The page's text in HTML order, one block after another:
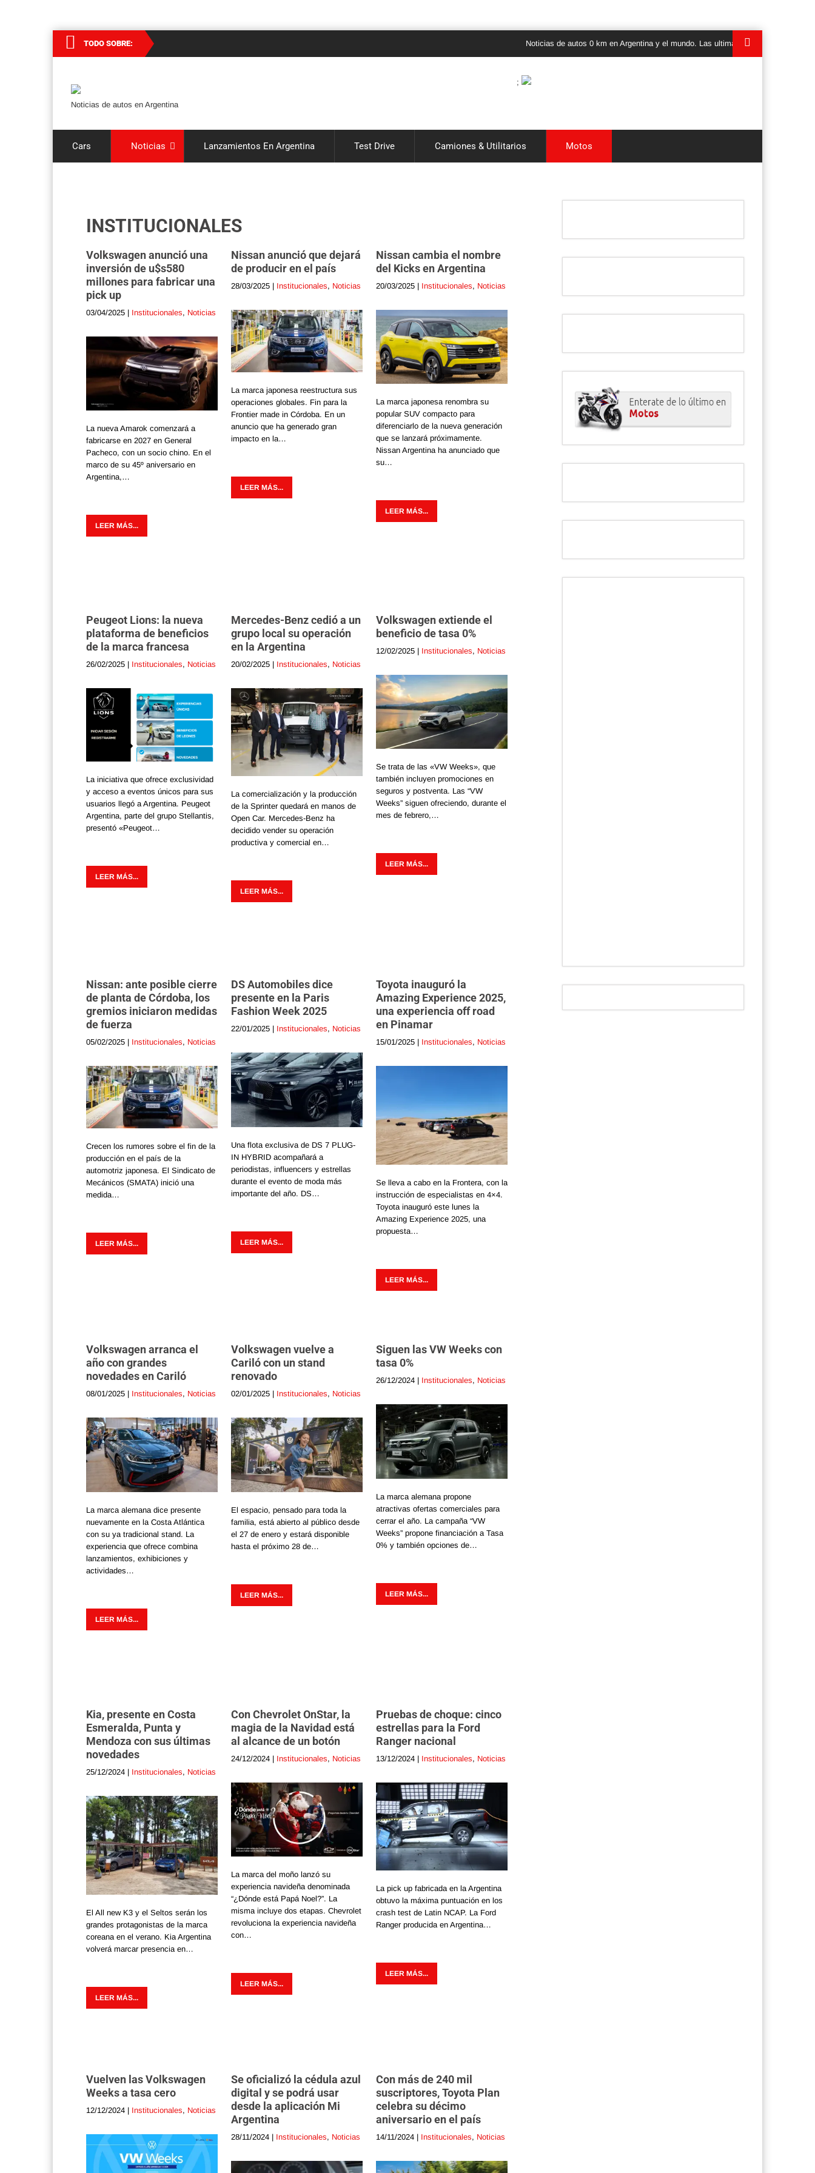
TODO SOBRE: Noticias de autos 0 km en Argentina y el mundo. Las ultimas novedades, lanzamientos y test
Noticias de autos en Argentina
;
Cars Noticias Lanzamientos En Argentina Test Drive Camiones & Utilitarios Motos
INSTITUCIONALES
Volkswagen anunció una
inversión de u$s580
millones para fabricar una
pick up
03/04/2025 | Institucionales, Noticias
La nueva Amarok comenzará a
fabricarse en 2027 en General
Pacheco, con un socio chino. En el
marco de su 45º aniversario en
Argentina,…
LEER MÁS...
Nissan anunció que dejará
de producir en el país
28/03/2025 | Institucionales, Noticias
La marca japonesa reestructura sus
operaciones globales. Fin para la
Frontier made in Córdoba. En un
anuncio que ha generado gran
impacto en la…
LEER MÁS...
Nissan cambia el nombre
del Kicks en Argentina
20/03/2025 | Institucionales, Noticias
La marca japonesa renombra su
popular SUV compacto para
diferenciarlo de la nueva generación
que se lanzará próximamente.
Nissan Argentina ha anunciado que
su…
LEER MÁS...
Peugeot Lions: la nueva
plataforma de beneficios
de la marca francesa
26/02/2025 | Institucionales, Noticias
La iniciativa que ofrece exclusividad
y acceso a eventos únicos para sus
usuarios llegó a Argentina. Peugeot
Argentina, parte del grupo Stellantis,
presentó «Peugeot…
LEER MÁS...
Mercedes-Benz cedió a un
grupo local su operación
en la Argentina
20/02/2025 | Institucionales, Noticias
La comercialización y la producción
de la Sprinter quedará en manos de
Open Car. Mercedes-Benz ha
decidido vender su operación
productiva y comercial en…
LEER MÁS...
Volkswagen extiende el
beneficio de tasa 0%
12/02/2025 | Institucionales, Noticias
Se trata de las «VW Weeks», que
también incluyen promociones en
seguros y postventa. Las “VW
Weeks” siguen ofreciendo, durante el
mes de febrero,…
LEER MÁS...
Nissan: ante posible cierre
de planta de Córdoba, los
gremios iniciaron medidas
de fuerza
05/02/2025 | Institucionales, Noticias
Crecen los rumores sobre el fin de la
producción en el país de la
automotriz japonesa. El Sindicato de
Mecánicos (SMATA) inició una
medida…
LEER MÁS...
DS Automobiles dice
presente en la Paris
Fashion Week 2025
22/01/2025 | Institucionales, Noticias
Una flota exclusiva de DS 7 PLUG-
IN HYBRID acompañará a
periodistas, influencers y estrellas
durante el evento de moda más
importante del año. DS…
LEER MÁS...
Toyota inauguró la
Amazing Experience 2025,
una experiencia off road
en Pinamar
15/01/2025 | Institucionales, Noticias
Se lleva a cabo en la Frontera, con la
instrucción de especialistas en 4×4.
Toyota inauguró este lunes la
Amazing Experience 2025, una
propuesta…
LEER MÁS...
Volkswagen arranca el
año con grandes
novedades en Cariló
08/01/2025 | Institucionales, Noticias
La marca alemana dice presente
nuevamente en la Costa Atlántica
con su ya tradicional stand. La
experiencia que ofrece combina
lanzamientos, exhibiciones y
actividades…
LEER MÁS...
Volkswagen vuelve a
Cariló con un stand
renovado
02/01/2025 | Institucionales, Noticias
El espacio, pensado para toda la
familia, está abierto al público desde
el 27 de enero y estará disponible
hasta el próximo 28 de…
LEER MÁS...
Siguen las VW Weeks con
tasa 0%
26/12/2024 | Institucionales, Noticias
La marca alemana propone
atractivas ofertas comerciales para
cerrar el año. La campaña “VW
Weeks” propone financiación a Tasa
0% y también opciones de…
LEER MÁS...
Kia, presente en Costa
Esmeralda, Punta y
Mendoza con sus últimas
novedades
25/12/2024 | Institucionales, Noticias
El All new K3 y el Seltos serán los
grandes protagonistas de la marca
coreana en el verano. Kia Argentina
volverá marcar presencia en…
LEER MÁS...
Con Chevrolet OnStar, la
magia de la Navidad está
al alcance de un botón
24/12/2024 | Institucionales, Noticias
La marca del moño lanzó su
experiencia navideña denominada
“¿Dónde está Papá Noel?”. La
misma incluye dos etapas. Chevrolet
revoluciona la experiencia navideña
con…
LEER MÁS...
Pruebas de choque: cinco
estrellas para la Ford
Ranger nacional
13/12/2024 | Institucionales, Noticias
La pick up fabricada en la Argentina
obtuvo la máxima puntuación en los
crash test de Latin NCAP. La Ford
Ranger producida en Argentina…
LEER MÁS...
Vuelven las Volkswagen
Weeks a tasa cero
12/12/2024 | Institucionales, Noticias
Se oficializó la cédula azul
digital y se podrá usar
desde la aplicación Mi
Argentina
28/11/2024 | Institucionales, Noticias
Con más de 240 mil
suscriptores, Toyota Plan
celebra su décimo
aniversario en el país
14/11/2024 | Institucionales, Noticias